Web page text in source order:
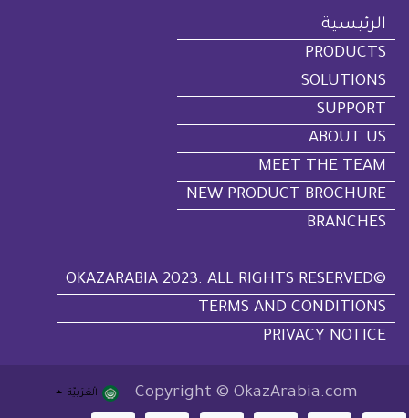
الرئيسية
PRODUCTS
SOLUTIONS
SUPPORT
ABOUT US
MEET THE TEAM
NEW PRODUCT BROCHURE
BRANCHES
©OKAZARABIA 2023. ALL RIGHTS RESERVED
TERMS AND CONDITIONS
PRIVACY NOTICE
Copyright © OkazArabia.com الْعَرَبيّة